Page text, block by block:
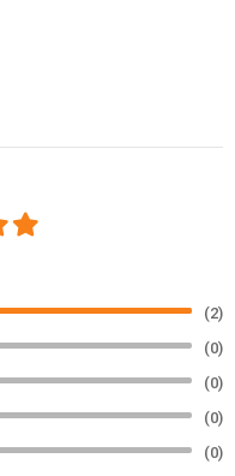
(2)
(0)
(0)
(0)
(0)